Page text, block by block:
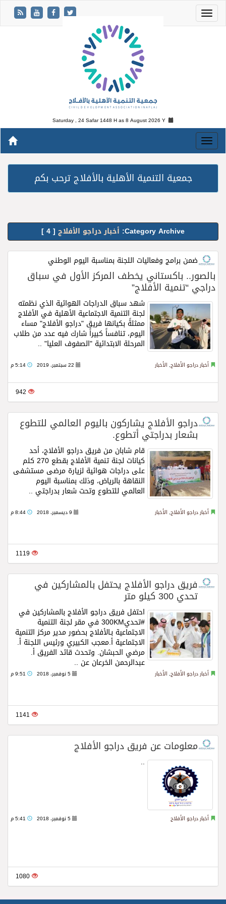
Saturday , 24 Safar 1448 H as8 August 2026 Y
جمعية التنمية الأهلية بالأفلاج ترحب بكم
Category Archive: أخبار دراجو الأفلاج [ 4 ]
ضمن برامج وفعاليات اللجنة بمناسبة اليوم الوطني
بالصور.. باكستاني يخطف المركز الأول في سباق
دراجي “تنمية الأفلاج”
شهد سباق الدراجات الهوائية الذي نظمته
لجنة التنمية الاجتماعية الأهلية في الأفلاج
ممثلةً بكيانها فريق "دراجو الأفلاج" مساء
اليوم، تنافساً كبيراً شارك فيه عدد من طلاب
المرحلة الابتدائية "الصفوف العليا" ..
أخبار دراجو الأفلاج, الأخبار 22 سبتمبر، 2019
942
دراجو الأفلاج يشاركون باليوم العالمي للتطوع
بشعار بدراجتي أتطوع.
قام شابان من فريق دراجو الأفلاج، أحد
كيانات لجنة تنمية الأفلاج بقطع 270 كلم
على دراجات هوائية لزيارة مرضى مستشفى
النقاهة بالرياض، وذلك بمناسبة اليوم
العالمي للتطوع وتحت شعار بدراجتي ..
أخبار دراجو الأفلاج, الأخبار 9 ديسمبر، 2018
1119
فريق دراجو الأفلاج يحتفل بالمشاركين في
تحدي 300 كيلو متر
احتفل فريق دراجو الأفلاج بالمشاركين في
#تحدي300KM في مقر لجنة التنمية
الاجتماعية بـالأفلاج بحضور مدير مركز التنمية
الاجتماعية أ.معجب الكبيري ورئيس اللجنة أ.
مرضي الحبشان. وتحدث قائد الفريق أ.
عبدالرحمن الخرعان عن ..
أخبار دراجو الأفلاج, الأخبار 5 نوفمبر، 2018
1141
معلومات عن فريق دراجو الأفلاج
..
أخبار دراجو الأفلاج 5 نوفمبر، 2018
1080